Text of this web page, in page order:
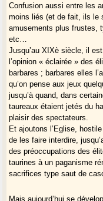
Confusion aussi entre les
moins liés (et de fait, ils le
amusements plus frustes,
etc…
Jusqu’au XIXè siècle, il
l’opinion « éclairée » des
barbares ; barbares elles
qu’on pense aux jeux
jusqu’à quand, dans
taureaux étaient jetés du
plaisir des spectateurs.
Et ajoutons l’Eglise,
de les faire interdire,
des préoccupations des
taurines à un paganisme
sacrifices type saut de
Mais aujourd’hui se